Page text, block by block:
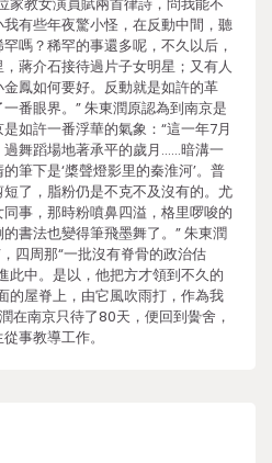
有些年夜驚小怪，在反動中間，聽
嗎？稀罕的事還多呢，不久以后，
蔣介石接待過片子女明星；又有人
鳳如何要好。反動就是如許的革
番眼界。” 朱東潤原認為到南京是
如許一番浮華的氣象：“這一年7月
舞蹈場地著承平的歲月……暗溝一
筆下是‘槳聲燈影里的秦淮河’。普
了，脂粉仍是不克不及沒有的。尤
事，那時粉噴鼻四溢，格里啰唆的
書法也變得筆飛墨舞了。” 朱東潤
四周那“一批沒有脊骨的政治估
此中。是以，他把方才領到不久的
的屋脊上，由它風吹雨打，作為我
在南京只待了80天，便回到黌舍，
事教導工作。